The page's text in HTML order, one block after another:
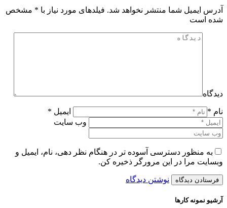
آدرس ایمیل شما منتشر نخواهد شد. فیلدهای مورد نیاز با * مشخص
شده است
دیدگاه
نام *
ایمیل *
وب سایت
به منظور دسترسی آسوده تر در هنگام نظر دهی، نام، ایمیل و
وبسایت مرا در این مرورگر ذخیره کن.
نوشتن دیدگاه
آرشیو نمونه کارها